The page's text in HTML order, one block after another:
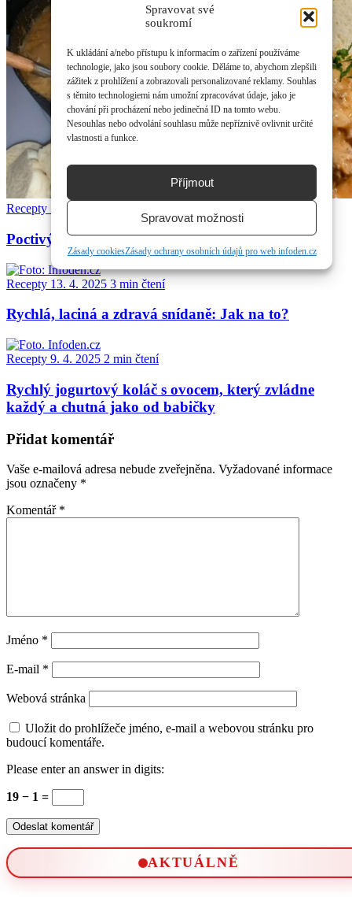
Spravovat své
soukromí
K ukládání a/nebo přístupu k informacím o zařízení používáme
technologie, jako jsou soubory cookie. Děláme to, abychom zlepšili
zážitek z prohlížení a zobrazovali personalizované reklamy. Souhlas
s těmito technologiemi nám umožní zpracovávat údaje, jako je
chování při procházení nebo jedinečná ID na tomto webu.
Nesouhlas nebo odvolání souhlasu může nepříznivě ovlivnit určité
vlastnosti a funkce.
Příjmout
Spravovat možnosti
Zásady cookiesZásady ochrany osobních údajů pro web infoden.cz
Recepty 19. 4. 2025
Poctivý segedínský guláš jako od babičky
Recepty 13. 4. 2025 3 min čtení
Rychlá, laciná a zdravá snídaně: Jak na to?
Recepty 9. 4. 2025 2 min čtení
Rychlý jogurtový koláč s ovocem, který zvládne
každý a chutná jako od babičky
Přidat komentář
Vaše e-mailová adresa nebude zveřejněna. Vyžadované informace
jsou označeny *
Komentář *
Jméno *
E-mail *
Webová stránka
Uložit do prohlížeče jméno, e-mail a webovou stránku pro
budoucí komentáře.
Please enter an answer in digits:
19 − 1 =
AKTUÁLNĚ